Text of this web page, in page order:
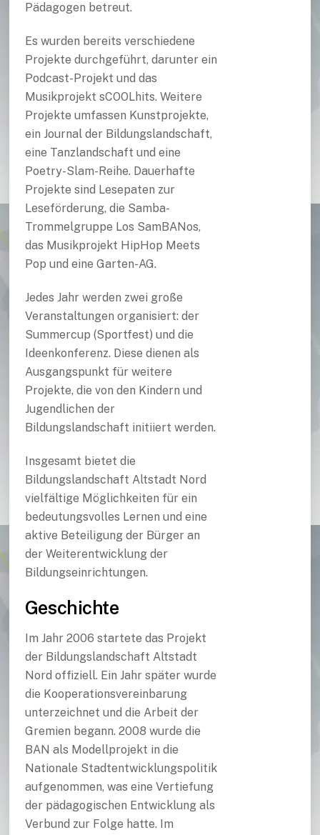
Pädagogen betreut.
Es wurden bereits verschiedene
Projekte durchgeführt, darunter ein
Podcast-Projekt und das
Musikprojekt sCOOLhits. Weitere
Projekte umfassen Kunstprojekte,
ein Journal der Bildungslandschaft,
eine Tanzlandschaft und eine
Poetry-Slam-Reihe. Dauerhafte
Projekte sind Lesepaten zur
Leseförderung, die Samba-
Trommelgruppe Los SamBANos,
das Musikprojekt HipHop Meets
Pop und eine Garten-AG.
Jedes Jahr werden zwei große
Veranstaltungen organisiert: der
Summercup (Sportfest) und die
Ideenkonferenz. Diese dienen als
Ausgangspunkt für weitere
Projekte, die von den Kindern und
Jugendlichen der
Bildungslandschaft initiiert werden.
Insgesamt bietet die
Bildungslandschaft Altstadt Nord
vielfältige Möglichkeiten für ein
bedeutungsvolles Lernen und eine
aktive Beteiligung der Bürger an
der Weiterentwicklung der
Bildungseinrichtungen.
Geschichte
Im Jahr 2006 startete das Projekt
der Bildungslandschaft Altstadt
Nord offiziell. Ein Jahr später wurde
die Kooperationsvereinbarung
unterzeichnet und die Arbeit der
Gremien begann. 2008 wurde die
BAN als Modellprojekt in die
Nationale Stadtentwicklungspolitik
aufgenommen, was eine Vertiefung
der pädagogischen Entwicklung als
Verbund zur Folge hatte. Im